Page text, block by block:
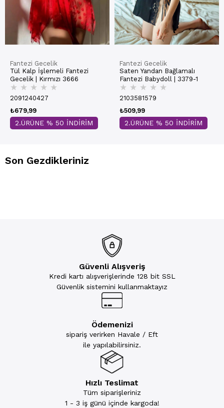
Fantezi Gecelik
Tül Kalp İşlemeli Fantezi
Gecelik | Kırmızı 3666
★ ★ ★ ★ ★
2091240427
₺679,99
2.ÜRÜNE % 50 İNDİRİM
Fantezi Gecelik
Saten Yandan Bağlamalı
Fantezi Babydoll | 3379-1
★ ★ ★ ★ ★
2103581579
₺509,99
2.ÜRÜNE % 50 İNDİRİM
Son Gezdikleriniz
Güvenli Alışveriş
Kredi kartı alışverişlerinde 128 bit SSL
Güvenlik sistemini kullanmaktayız
Ödemenizi
sipariş verirken Havale / Eft
ile yapılabilirsiniz.
Hızlı Teslimat
Tüm siparişleriniz
1 - 3 iş günü içinde kargoda!